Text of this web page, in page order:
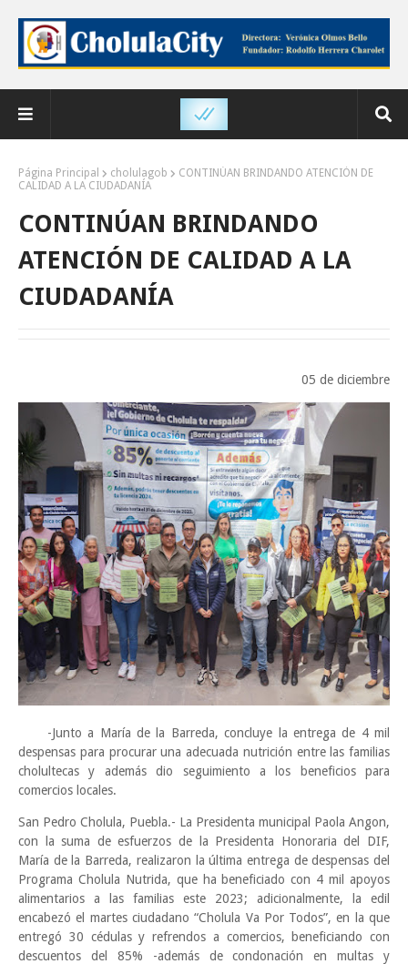
Página Principal cholulagob
CONTINÚAN BRINDANDO ATENCIÓN DE
CALIDAD A LA CIUDADANÍA
CONTINÚAN BRINDANDO
ATENCIÓN DE CALIDAD A LA
CIUDADANÍA
05 de diciembre
-Junto a María de la Barreda, concluye la entrega de 4 mil
despensas para procurar una adecuada nutrición entre las familias
cholultecas y además dio seguimiento a los beneficios para
comercios locales.
San Pedro Cholula, Puebla.- La Presidenta municipal Paola Angon,
con la suma de esfuerzos de la Presidenta Honoraria del DIF,
María de la Barreda, realizaron la última entrega de despensas del
Programa Cholula Nutrida, que ha beneficiado con 4 mil apoyos
alimentarios a las familias este 2023; adicionalmente, la edil
encabezó el martes ciudadano “Cholula Va Por Todos”, en la que
entregó 30 cédulas y refrendos a comercios, beneficiando con
descuentos del 85% -además de condonación en multas y